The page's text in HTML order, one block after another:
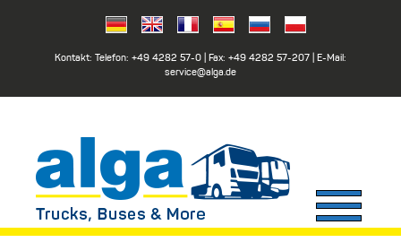
Kontakt: Telefon: +49 4282 57-0 | Fax: +49 4282 57-207 | E-Mail:
service@alga.de